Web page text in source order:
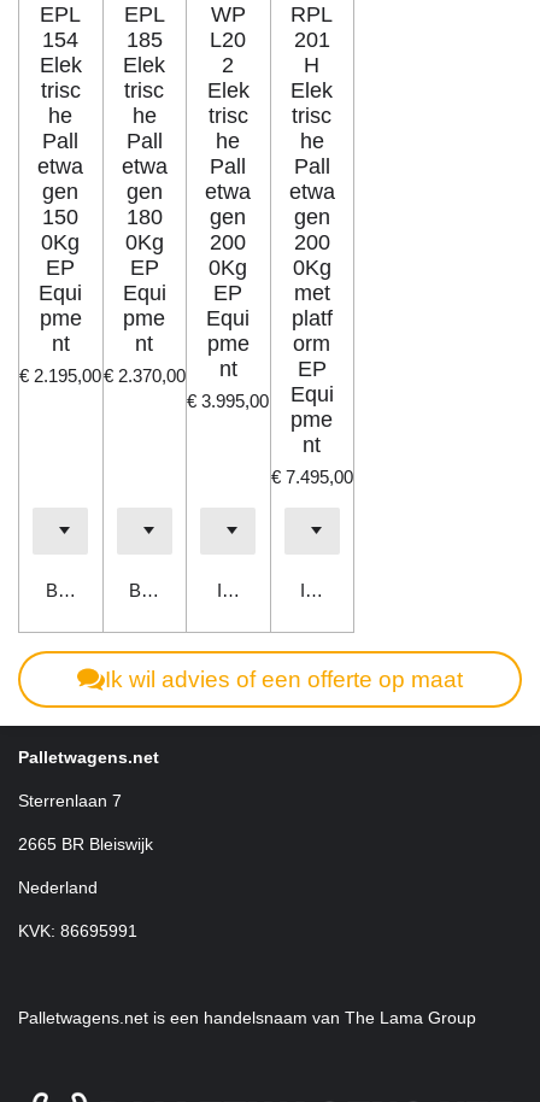
EPL
154
Elek
trisc
he
Pall
etwa
gen
150
0Kg
EP
Equi
pme
nt
€ 2.195,00
Bekijk details
EPL
185
Elek
trisc
he
Pall
etwa
gen
180
0Kg
EP
Equi
pme
nt
€ 2.370,00
Bekijk details
WP
L20
2
Elek
trisc
he
Pall
etwa
gen
200
0Kg
EP
Equi
pme
nt
€ 3.995,00
In winkelwagen
RPL
201
H
Elek
trisc
he
Pall
etwa
gen
200
0Kg
met
platf
orm
EP
Equi
pme
nt
€ 7.495,00
In winkelwagen
Ik wil advies of een offerte op maat
Palletwagens.net
Sterrenlaan 7
2665 BR Bleiswijk
Nederland
KVK: 86695991
Palletwagens.net is een handelsnaam van The Lama Group